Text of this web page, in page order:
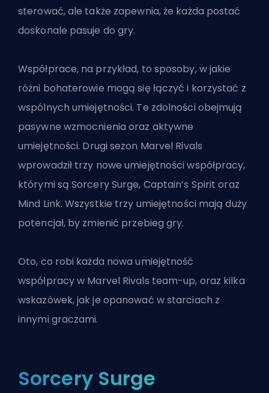
sterować, ale także zapewnia, że każda postać
doskonale pasuje do gry.
Współprace, na przykład, to sposoby, w jakie
różni bohaterowie mogą się łączyć i korzystać z
wspólnych umiejętności. Te zdolności obejmują
pasywne wzmocnienia oraz aktywne
umiejętności. Drugi sezon Marvel Rivals
wprowadził trzy nowe umiejętności współpracy,
którymi są Sorcery Surge, Captain’s Spirit oraz
Mind Link. Wszystkie trzy umiejętności mają duży
potencjał, by zmienić przebieg gry.
Oto, co robi każda nowa umiejętność
współpracy w Marvel Rivals team-up, oraz kilka
wskazówek, jak je opanować w starciach z
innymi graczami.
Sorcery Surge